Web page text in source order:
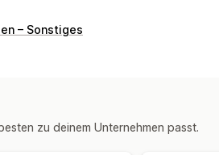
– Sonstiges
zu deinem Unternehmen passt.